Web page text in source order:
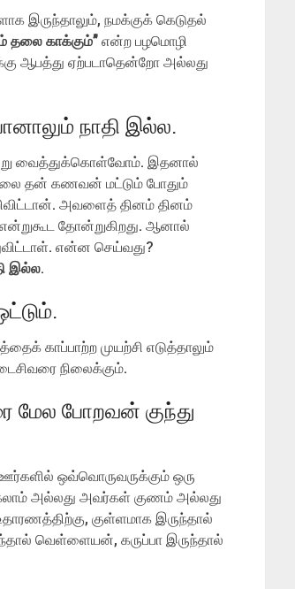
இருந்தாலும், நமக்குக் கெடுதல்
தலை காக்கும்”என்ற பழமொழி
ஆபத்து ஏற்படாதென்றோ அல்லது
நாதி இல்ல.
வைத்துக்கொள்வோம். இதனால்
தன் கணவன் மட்டும் போதும்
அவளைத் தினம் தினம்
தோன்றுகிறது. ஆனால்
என்ன செய்வது?
இல்ல.
காப்பாற்ற முயற்சி எடுத்தாலும்
நிலைக்கும்.
மேல போறவன் குந்து
ஒவ்வொருவருக்கும் ஒரு
அல்லது அவர்கள் குணம் அல்லது
குள்ளமாக இருந்தால்
வெள்ளையன், கருப்பா இருந்தால்